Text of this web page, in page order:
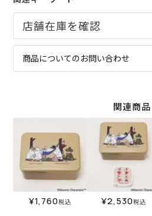
商品についてのお問い合わせ
関連商品
¥1,760税込 ¥2,530税込